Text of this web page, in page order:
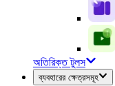
অতিরিক্ত টুলস
ব্যবহারের ক্ষেত্রসমূহ